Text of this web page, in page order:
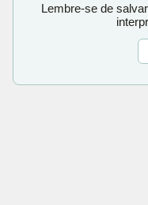
Lembre-se de